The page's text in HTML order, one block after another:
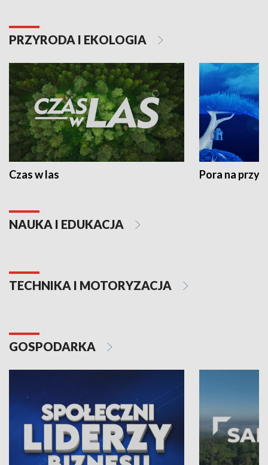
PRZYRODA I EKOLOGIA
Czas w las Pora na
NAUKA I EDUKACJA
TECHNIKA I MOTORYZACJA
GOSPODARKA